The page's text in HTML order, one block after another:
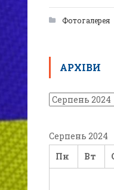
Фотогалерея
АРХІВИ
Серпень 2024
Пн
Вт